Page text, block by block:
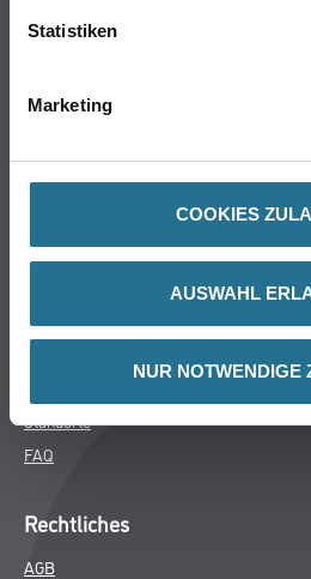
Statistiken
Marketing
COOKIES
AUSWAHL
NUR NOTWENDIGE
Putze- und Spachtelmassen
Wand- & Deckenbeläge
Winkler & Gräbner
Services
Standorte
FAQ
Rechtliches
AGB